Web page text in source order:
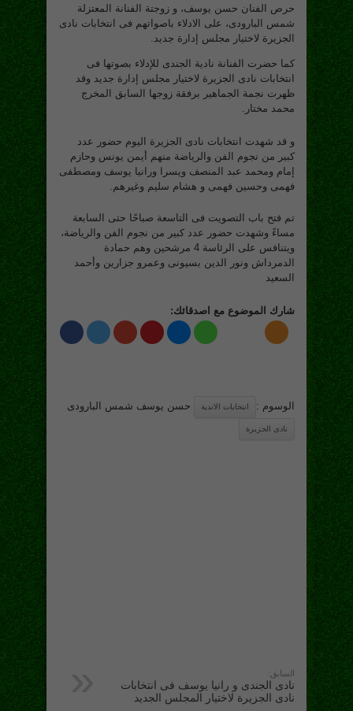
حرص الفنان حسن يوسف، و زوجتة الفنانة المعتزلة
شمس البارودى، على الادلاء باصواتهم فى انتخابات نادى
الجزيرة لاختيار مجلس إدارة جديد.
كما حضرت الفنانة نادية الجندى للإدلاء بصوتها فى
انتخابات نادى الجزيرة لاختيار مجلس إدارة جديد وقد
ظهرت نجمة الجماهير برفقة زوجها السابق المخرج
محمد مختار.
و قد شهدت انتخابات نادى الجزيرة اليوم حضور عدد
كبير من نجوم الفن والرياضة منهم أيمن يونس وحازم
إمام ومحمد عبد المنصف ويسرا ورانيا يوسف ومصطفى
فهمى وحسين فهمى و هشام سليم وغيرهم.
تم فتح باب التصويت فى التاسعة صباحًا حتى السابعة
مساءً وشهدت حضور عدد كبير من نجوم الفن والرياضة،
ويتنافس على الرئاسة 4 مرشحين وهم حمادة
الدمرداش ونور الدين بسيونى وعمرو جزارين وأحمد
السعيد
شارك الموضوع مع اصدقائك:
الوسوم : انتخابات الاندية حسن يوسف شمس البارودى
نادى الجزيرة
السابق:
نادى الجندى و رانيا يوسف فى انتخابات
نادى الجزيرة لاختيار المجلس الجديد